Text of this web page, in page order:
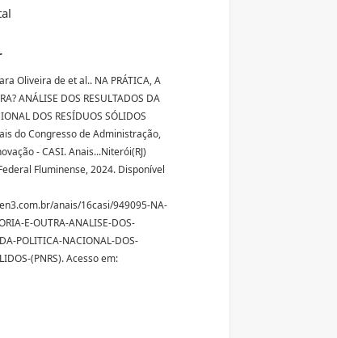
Oliveira de et al.. NA PRÁTICA, A
ANÁLISE DOS RESULTADOS DA
DOS RESÍDUOS SÓLIDOS
do Congresso de Administração,
- CASI. Anais...Niterói(RJ)
Fluminense, 2024. Disponível
anais/16casi/949095-NA-
E-OUTRA-ANALISE-DOS-
POLITICA-NACIONAL-DOS-
(PNRS). Acesso em: